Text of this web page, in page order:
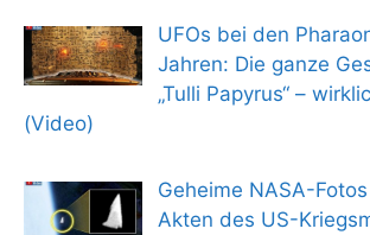
UFOs bei den
Jahren: Die ganze
„Tulli Papyrus“ –
(Video)
Geheime NASA-
Akten des US-